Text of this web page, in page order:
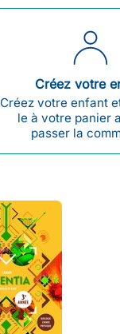
Créez votre
Créez votre enfant
le à votre panier
passer la